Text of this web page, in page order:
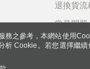
之參考，本網站使用
Cookie。若您選擇繼
退換貨流
常見問題